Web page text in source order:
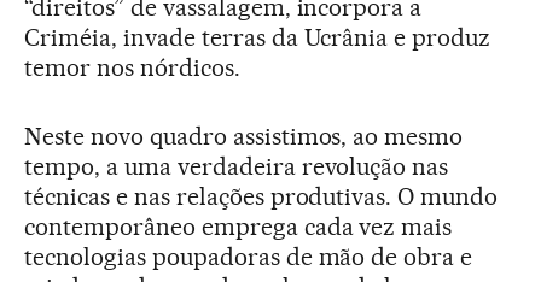
“direitos” de vassalagem, incorpora a
Criméia, invade terras da Ucrânia e produz
temor nos nórdicos.
Neste novo quadro assistimos, ao mesmo
tempo, a uma verdadeira revolução nas
técnicas e nas relações produtivas. O mundo
contemporâneo emprega cada vez mais
tecnologias poupadoras de mão de obra e